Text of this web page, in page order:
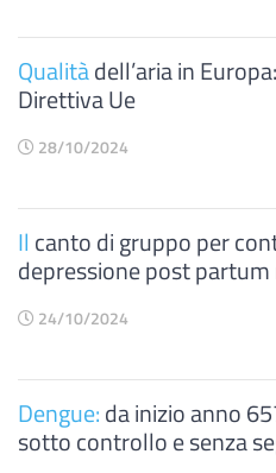
Qualitàdell’aria in
Direttiva Ue
28/10/2024
Il canto di gruppo per
depressione post
24/10/2024
Dengue:da inizio anno
sotto controllo e senza